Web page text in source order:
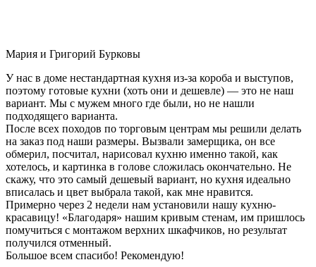
Мария и Григорий Бурковы
У нас в доме нестандартная кухня из-за короба и выступов,
поэтому готовые кухни (хоть они и дешевле) — это не наш
вариант. Мы с мужем много где были, но не нашли
подходящего варианта.
После всех походов по торговым центрам мы решили делать
на заказ под наши размеры. Вызвали замерщика, он все
обмерил, посчитал, нарисовал кухню именно такой, как
хотелось, и картинка в голове сложилась окончательно. Не
скажу, что это самый дешевый вариант, но кухня идеально
вписалась и цвет выбрала такой, как мне нравится.
Примерно через 2 недели нам установили нашу кухню-
красавицу! «Благодаря» нашим кривым стенам, им пришлось
помучиться с монтажом верхних шкафчиков, но результат
получился отменный.
Большое всем спасибо! Рекомендую!